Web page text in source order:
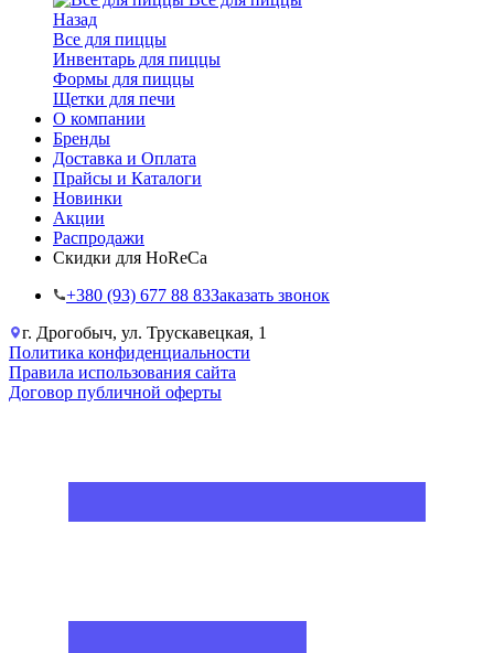
Назад
Все для пиццы
Инвентарь для пиццы
Формы для пиццы
Щетки для печи
О компании
Бренды
Доставка и Оплата
Прайсы и Каталоги
Новинки
Акции
Распродажи
Скидки для HoReCa
+38‎0 (93) 677 88 83Заказать звонок
г. Дрогобыч, ул. Трускавецкая, 1
Политика конфиденциальности
Правила использования сайта
Договор публичной оферты